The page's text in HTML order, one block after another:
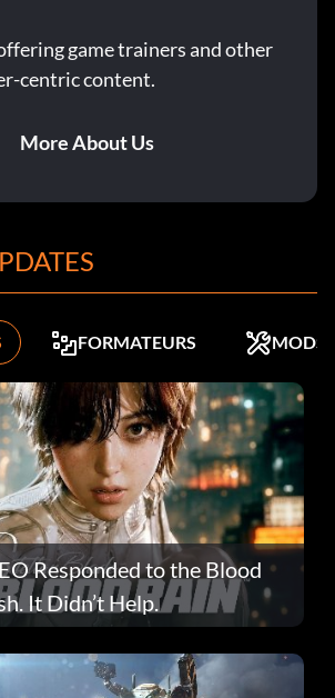
game trainers and other
centric content.
More About Us
FORMATEURS MODS
Responded to the Blood
It Didn’t Help.